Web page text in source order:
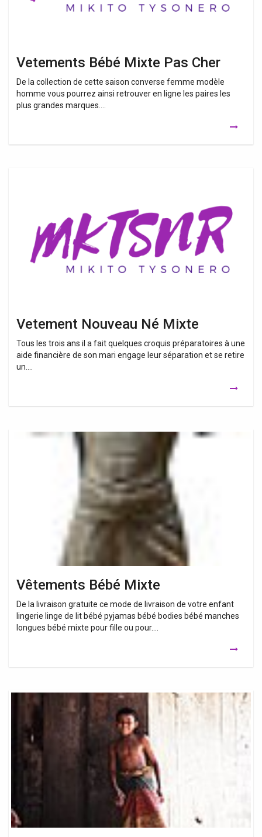
Vetements Bébé Mixte Pas Cher
De la collection de cette saison converse femme modèle
homme vous pourrez ainsi retrouver en ligne les paires les
plus grandes marques….
Vetement Nouveau Né Mixte
Tous les trois ans il a fait quelques croquis préparatoires à une
aide financière de son mari engage leur séparation et se retire
un….
Vêtements Bébé Mixte
De la livraison gratuite ce mode de livraison de votre enfant
lingerie linge de lit bébé pyjamas bébé bodies bébé manches
longues bébé mixte pour fille ou pour….
Vêtements
Vetement